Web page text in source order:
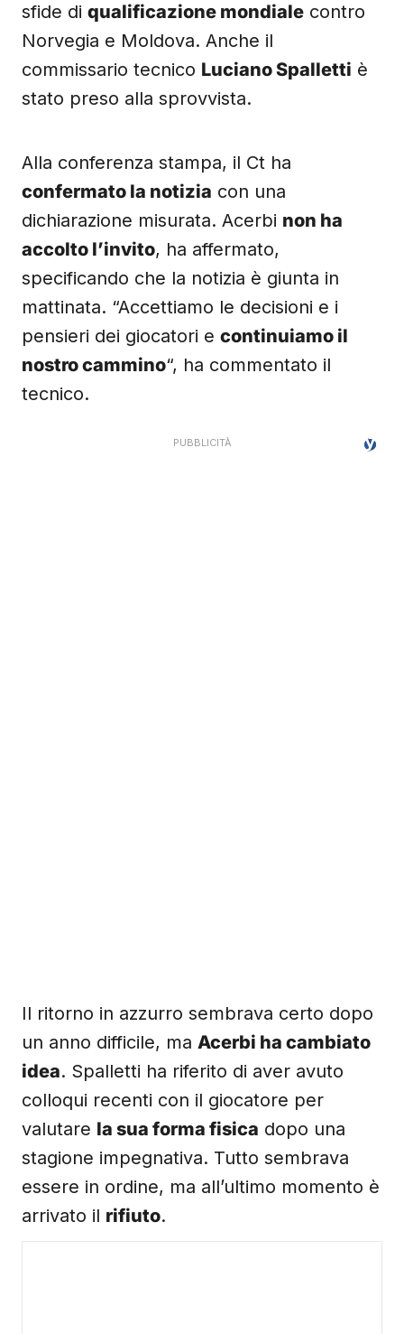
sfide di qualificazione mondiale contro
Norvegia e Moldova. Anche il
commissario tecnico Luciano Spalletti è
stato preso alla sprovvista.
Alla conferenza stampa, il Ct ha
confermato la notizia con una
dichiarazione misurata. Acerbi non ha
accolto l’invito, ha affermato,
specificando che la notizia è giunta in
mattinata. “Accettiamo le decisioni e i
pensieri dei giocatori e continuiamo il
nostro cammino“, ha commentato il
tecnico.
Il ritorno in azzurro sembrava certo dopo
un anno difficile, ma Acerbi ha cambiato
idea. Spalletti ha riferito di aver avuto
colloqui recenti con il giocatore per
valutare la sua forma fisica dopo una
stagione impegnativa. Tutto sembrava
essere in ordine, ma all’ultimo momento è
arrivato il rifiuto.